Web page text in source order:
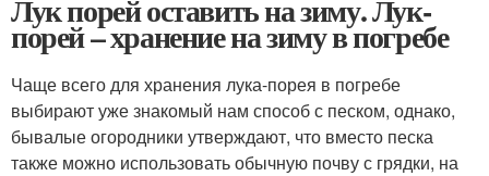
Лук порей оставить на зиму. Лук-
порей – хранение на зиму в погребе
Чаще всего для хранения лука-порея в погребе
выбирают уже знакомый нам способ с песком, однако,
бывалые огородники утверждают, что вместо песка
также можно использовать обычную почву с грядки, на